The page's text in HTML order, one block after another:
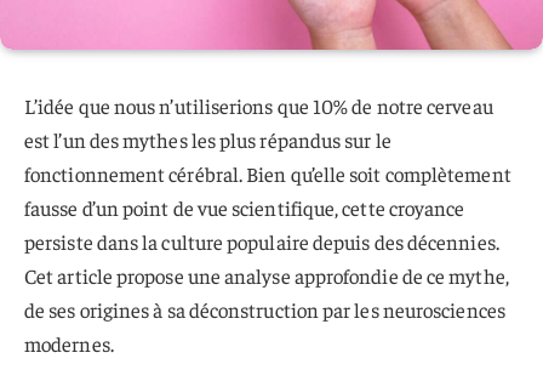
L’idée que nous n’utiliserions que 10% de notre cerveau
est l’un des mythes les plus répandus sur le
fonctionnement cérébral. Bien qu’elle soit complètement
fausse d’un point de vue scientifique, cette croyance
persiste dans la culture populaire depuis des décennies.
Cet article propose une analyse approfondie de ce mythe,
de ses origines à sa déconstruction par les neurosciences
modernes.